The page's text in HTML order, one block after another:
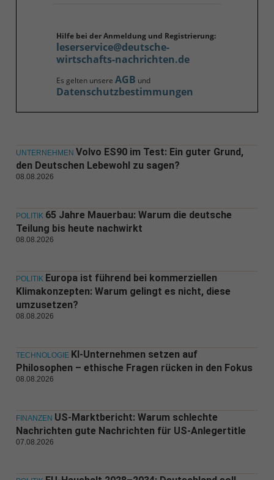
Hilfe bei der Anmeldung und Registrierung:
leserservice@deutsche-
wirtschafts-nachrichten.de
Es gelten unsere AGB und
Datenschutzbestimmungen
UNTERNEHMEN Volvo ES90 im Test: Ein guter Grund,
den Deutschen Lebewohl zu sagen?
08.08.2026
POLITIK 65 Jahre Mauerbau: Warum die deutsche
Teilung bis heute nachwirkt
08.08.2026
POLITIK Europa ist führend bei kommerziellen
Klimakonzepten: Warum gelingt es nicht, diese
umzusetzen?
08.08.2026
TECHNOLOGIE KI-Unternehmen setzen auf
Philosophen – ethische Fragen rücken in den Fokus
08.08.2026
FINANZEN US-Marktbericht: Warum schlechte
Nachrichten gute Nachrichten für US-Anlegertitle
07.08.2026